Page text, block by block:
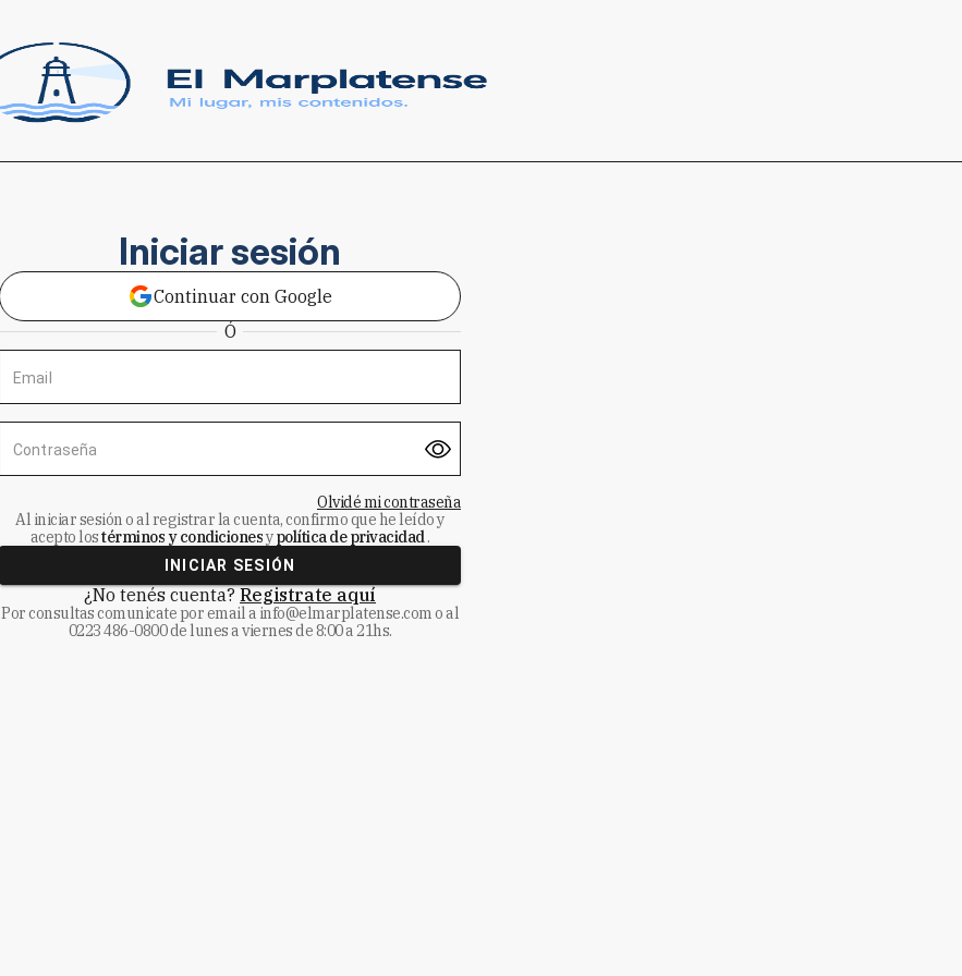
Iniciar sesión
Continuar con Google
Ó
Email
Contraseña
Olvidé mi contraseña
Al iniciar sesión o al registrar la cuenta, confirmo que he leído y
acepto lostérminos y condicionesypolítica de privacidad.
INICIAR SESIÓN
¿No tenés cuenta? Registrate aquí
Por consultas comunicate por email a info@elmarplatense.como al
0223 486-0800de lunes a viernes de 8:00 a 21hs.